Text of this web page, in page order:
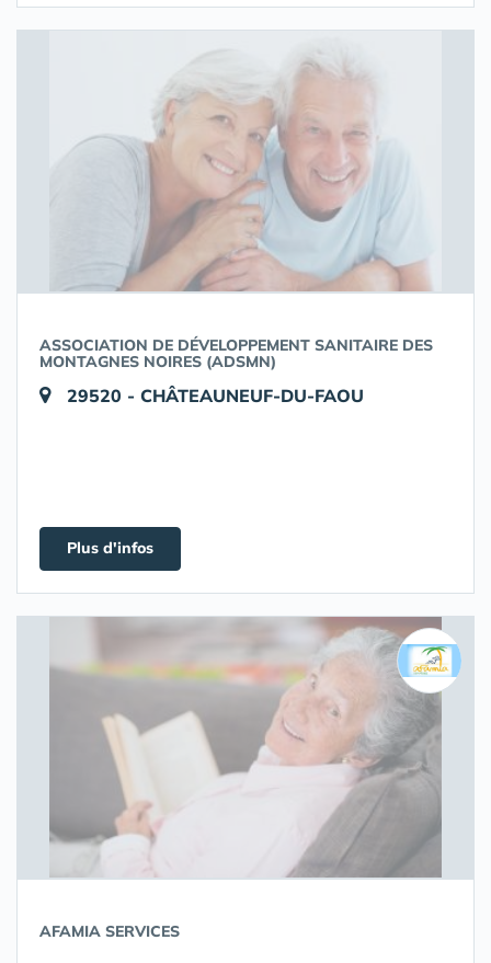
ASSOCIATION DE DÉVELOPPEMENT SANITAIRE DES
MONTAGNES NOIRES (ADSMN)
29520 - CHÂTEAUNEUF-DU-FAOU
Plus d'infos
AFAMIA SERVICES